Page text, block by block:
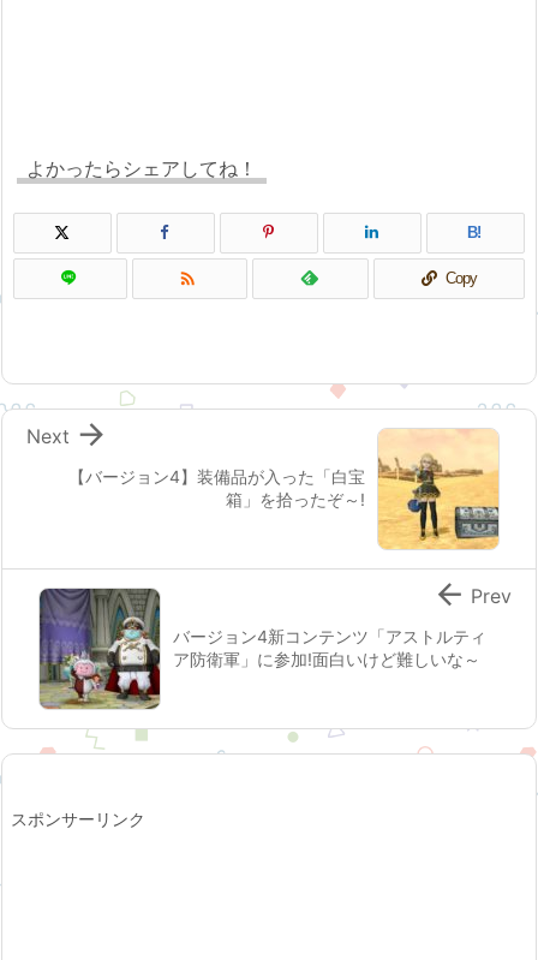
よかったらシェアしてね！
B!
 Copy
【バージョン4】装備品が入った「白宝
箱」を拾ったぞ～!

Next
バージョン4新コンテンツ「アストルティ
ア防衛軍」に参加!面白いけど難しいな～
 Prev
スポンサーリンク